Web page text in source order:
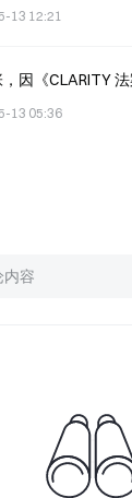
13 12:21
因《CLARITY
13 05:36